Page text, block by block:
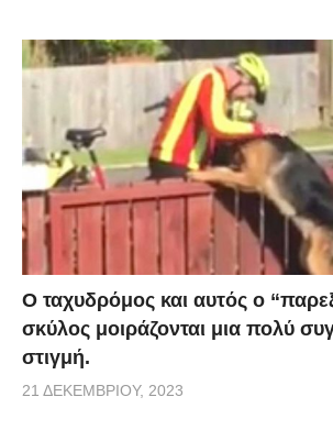
Ο ταχυδρόμος και αυτός ο
σκύλος μοιράζονται μια πολύ
στιγμή.
21 ΔΕΚΕΜΒΡΊΟΥ, 2023